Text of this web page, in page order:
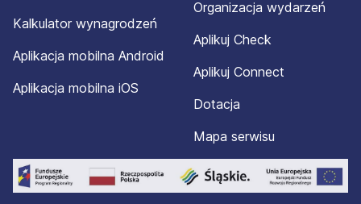
Kalkulator wynagrodzeń
Aplikacja mobilna Android
Aplikacja mobilna iOS
Organizacja wydarzeń
Aplikuj Check
Aplikuj Connect
Dotacja
Mapa serwisu